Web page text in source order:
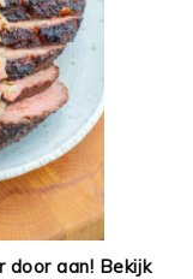
door aan! Bekijk